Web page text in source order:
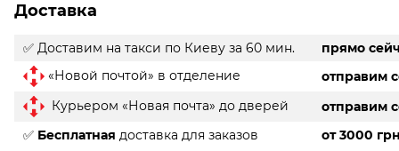
Доставка
✅ Доставим на такси по Киеву за 60 мин.
прямо
«Новой почтой» в отделение
отправим
Курьером «Новая почта» до дверей
отправим
✅ Бесплатная доставка для заказов от 3000